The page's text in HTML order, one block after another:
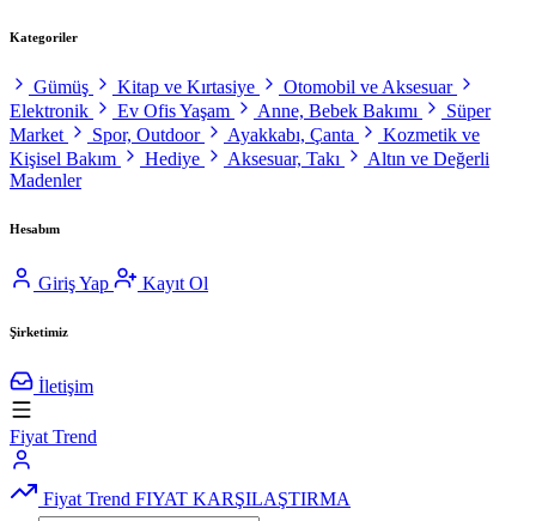
Kategoriler
Gümüş Kitap ve Kırtasiye
Otomobil ve Aksesuar
Elektronik
Ev Ofis Yaşam Anne, Bebek Bakımı
Süper
Market
Spor, Outdoor Ayakkabı, Çanta
Kozmetik ve
Kişisel Bakım
Hediye Aksesuar, Takı
Altın ve Değerli
Madenler
Hesabım
Giriş Yap Kayıt Ol
Şirketimiz
İletişim
Fiyat Trend
Fiyat Trend FIYAT KARŞILAŞTIRMA